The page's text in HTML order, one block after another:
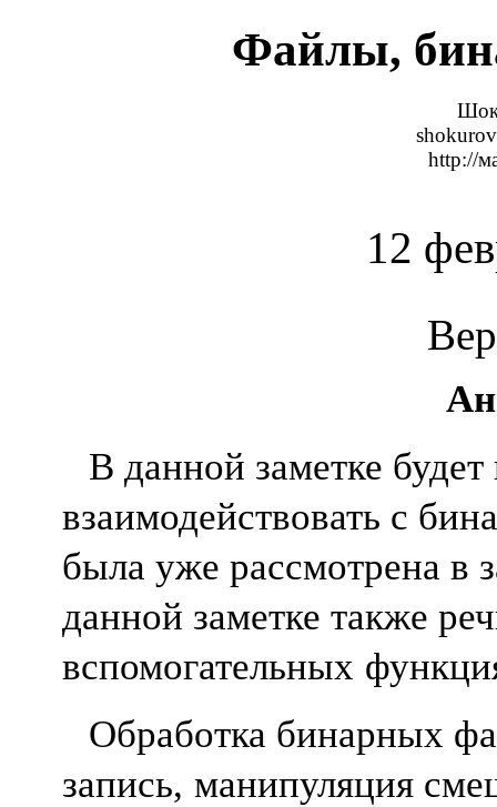
Файлы,
http://
12
В данной заметке будет
взаимодействовать с
была уже рассмотрена в
данной заметке также
вспомогательных
Обработка бинарных
запись, манипуляция